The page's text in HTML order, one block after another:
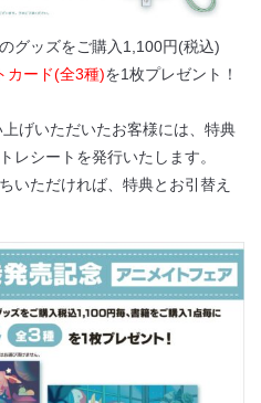
グッズをご購入1,100円(税込)
カード(全3種)を1枚プレゼント！
げいただいたお客様には 、特典
レシートを発行いたします。
いただければ、特典とお引替え